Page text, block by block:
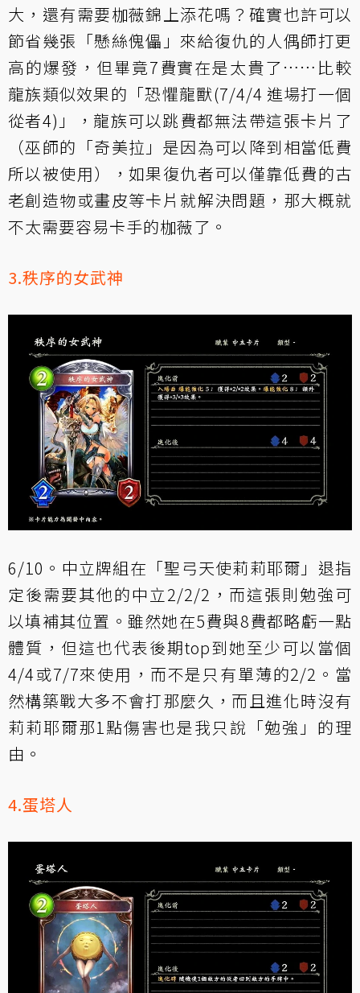
大，還有需要枷薇錦上添花嗎？確實也許可以
節省幾張「懸絲傀儡」來給復仇的人偶師打更
高的爆發，但畢竟7費實在是太貴了……比較
龍族類似效果的「恐懼龍獸(7/4/4 進場打一個
從者4)」，龍族可以跳費都無法帶這張卡片了
（巫師的「奇美拉」是因為可以降到相當低費
所以被使用），如果復仇者可以僅靠低費的古
老創造物或畫皮等卡片就解決問題，那大概就
不太需要容易卡手的枷薇了。
3.秩序的女武神
6/10。中立牌組在「聖弓天使莉莉耶爾 」退指
定後需要其他的中立2/2/2，而這張則勉強可
以填補其位置。雖然她在5費與8費都略虧一點
體質，但這也代表後期top到她至少可以當個
4/4或7/7來使用，而不是只有單薄的2/2。當
然構築戰大多不會打那麼久，而且進化時沒有
莉莉耶爾那1點傷害也是我只說「勉強」的理
由。
4.蛋塔人